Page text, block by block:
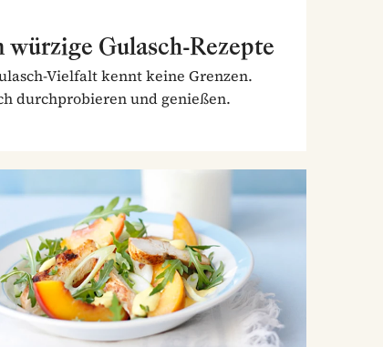
würzige Gulasch-Rezepte
Vielfalt kennt keine Grenzen.
durchprobieren und genießen.